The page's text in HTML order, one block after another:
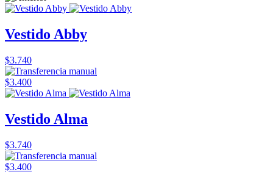
Vestido Abby
$3.740
$3.400
Vestido Alma
$3.740
$3.400